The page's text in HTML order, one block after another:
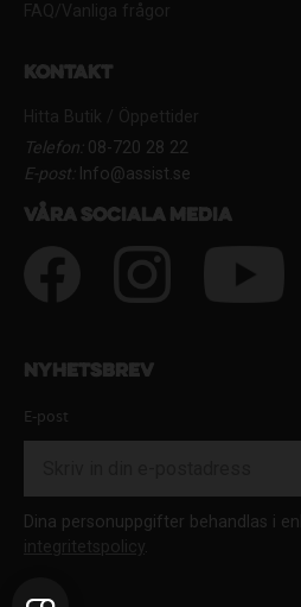
FAQ/Vanliga frågor
Kontakt
Hitta Butik / Öppettider
Telefon:08-720 28 22
E-post:Info@assist.se
Våra sociala media
Nyhetsbrev
E-post
Dina personuppgifter behandlas i
integritetspolicy.